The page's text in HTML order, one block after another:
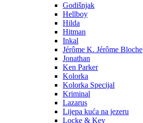
Godišnjak
Hellboy
Hilda
Hitman
Inkal
Jérôme K. Jérôme Bloche
Jonathan
Ken Parker
Kolorka
Kolorka Specijal
Kriminal
Lazarus
Lijepa kuća na jezeru
Locke & Key